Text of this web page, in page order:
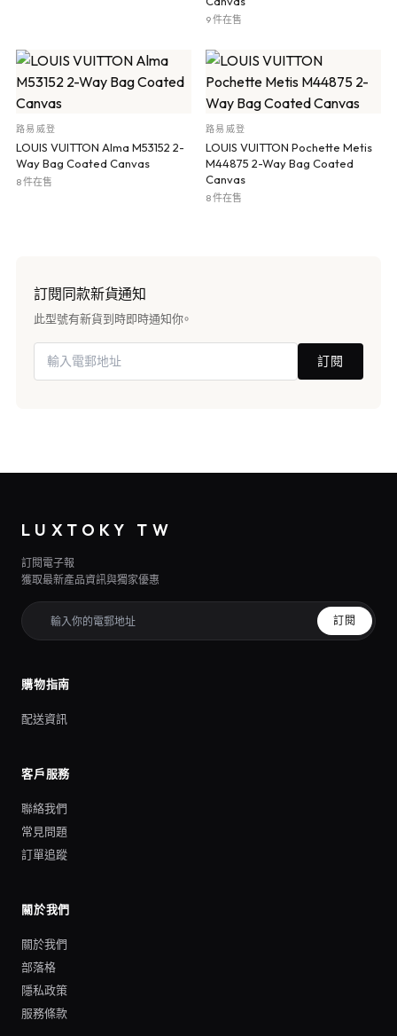
9 件在售
路易威登
LOUIS VUITTON Alma M53152 2-
Way Bag Coated Canvas
8 件在售
路易威登
LOUIS VUITTON Pochette Metis
M44875 2-Way Bag Coated
Canvas
8 件在售
訂閱同款新貨通知
此型號有新貨到時即時通知你。
訂閱
LUXTOKY TW
訂閱電子報
獲取最新產品資訊與獨家優惠
訂閱
購物指南
配送資訊
客戶服務
聯絡我們
常見問題
訂單追蹤
關於我們
關於我們
部落格
隱私政策
服務條款